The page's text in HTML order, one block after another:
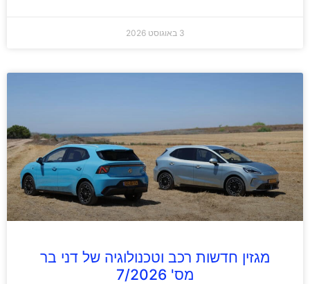
3 באוגוסט 2026
מגזין חדשות רכב וטכנולוגיה של דני בר
מס' 7/2026